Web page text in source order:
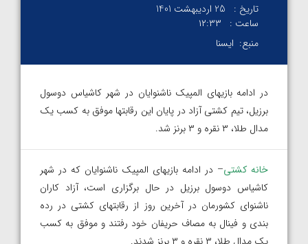
تاریخ :
25 اردیبهشت 1401
ساعت :
۱۲:۳۳
منبع: ایسنا
در ادامه بازیهای المپیک ناشنوایان در شهر کاشیاس دوسول
برزیل، تیم کشتی آزاد در پایان این رقابتها موفق به کسب یک
مدال طلا، ۳ نقره و ۳ برنز شد.
خانه کشتی– در ادامه بازیهای المپیک ناشنوایان که در شهر
کاشیاس دوسول برزیل در حال برگزاری است، آزاد کاران
ناشنوای کشورمان در آخرین روز از رقابتهای کشتی در رده
بندی و فینال به مصاف حریفان خود رفتند و موفق به کسب